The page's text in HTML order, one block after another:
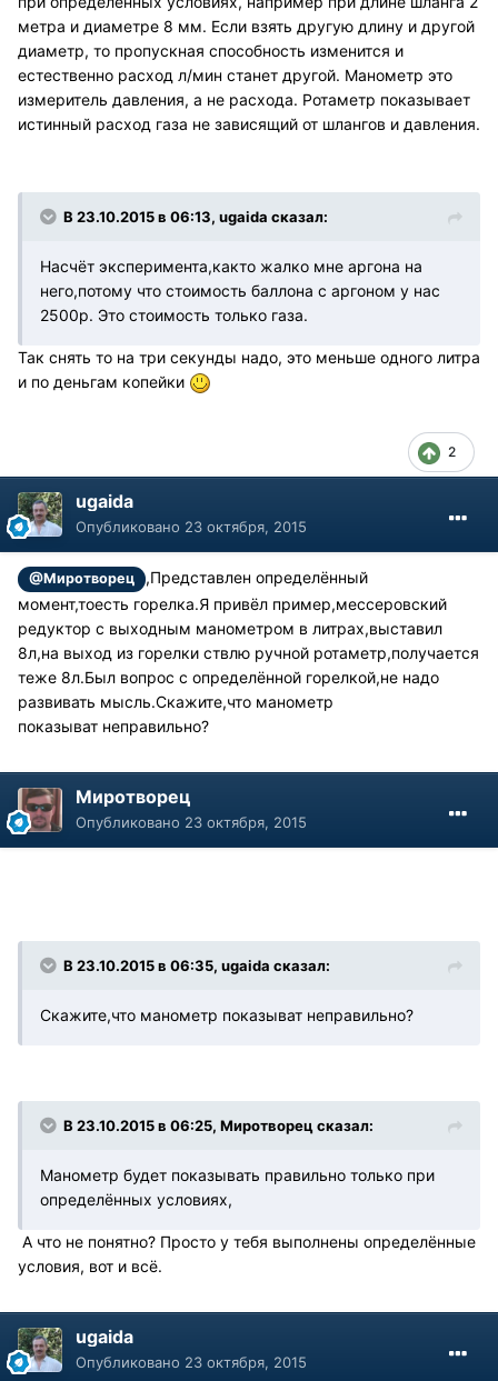
метра и диаметре 8 мм. Если взять другую длину и другой
диаметр, то пропускная способность изменится и
естественно расход л/мин станет другой. Манометр это
измеритель давления, а не расхода. Ротаметр показывает
истинный расход газа не зависящий от шлангов и давления.
В 23.10.2015 в 06:13, ugaida сказал:
Насчёт эксперимента,както жалко мне аргона на
него,потому что стоимость баллона с аргоном у нас
2500р. Это стоимость только газа.
Так снять то на три секунды надо, это меньше одного литра
и по деньгам копейки
2
ugaida
Опубликовано 23 октября, 2015
@Миротворец
,Представлен определённый
момент,тоесть горелка.Я привёл пример,мессеровский
редуктор с выходным манометром в литрах,выставил
8л,на выход из горелки ствлю ручной ротаметр,получается
теже 8л.Был вопрос с определённой горелкой,не надо
развивать мысль.Скажите,что манометр
показыват неправильно?
Миротворец
Опубликовано 23 октября, 2015
В 23.10.2015 в 06:35, ugaida сказал:
Скажите,что манометр показыват неправильно?
В 23.10.2015 в 06:25, Миротворец сказал:
Манометр будет показывать правильно только при
определённых условиях,
А что не понятно? Просто у тебя выполнены определённые
условия, вот и всё.
ugaida
Опубликовано 23 октября, 2015